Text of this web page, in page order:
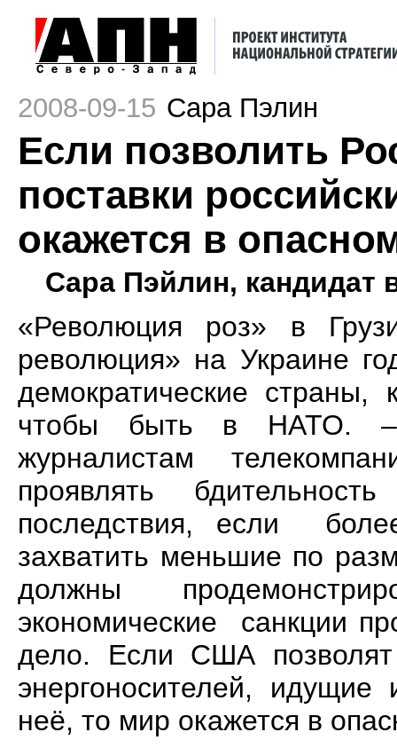
2008-09-15 Сара Пэлин
Если позволить
поставки
окажется в
Сара Пэйлин,
«Революция роз» в
революция» на Украине
демократические
чтобы быть в НАТО. –
журналистам
проявлять
последствия, если
захватить меньшие по
должны
экономические санкции
дело. Если США позволят
энергоносителей,
неё, то мир окажется в